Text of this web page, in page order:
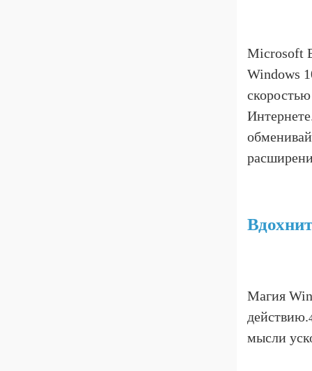
Microsoft
Windows
Магия
действию.
мысли